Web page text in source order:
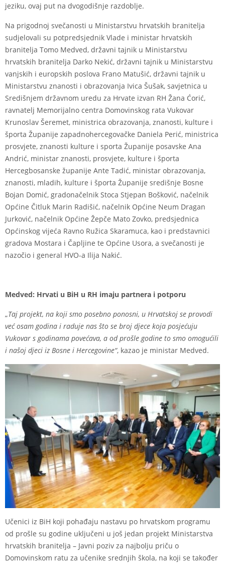
jeziku, ovaj put na dvogodišnje razdoblje.
Na prigodnoj svečanosti u Ministarstvu hrvatskih branitelja
sudjelovali su potpredsjednik Vlade i ministar hrvatskih
branitelja Tomo Medved, državni tajnik u Ministarstvu
hrvatskih branitelja Darko Nekić, državni tajnik u Ministarstvu
vanjskih i europskih poslova Frano Matušić, državni tajnik u
Ministarstvu znanosti i obrazovanja Ivica Šušak, savjetnica u
Središnjem državnom uredu za Hrvate izvan RH Žana Ćorić,
ravnatelj Memorijalno centra Domovinskog rata Vukovar
Krunoslav Šeremet, ministrica obrazovanja, znanosti, kulture i
športa Županije zapadnohercegovačke Daniela Perić, ministrica
prosvjete, znanosti kulture i sporta Županije posavske Ana
Andrić, ministar znanosti, prosvjete, kulture i športa
Hercegbosanske županije Ante Tadić, ministar obrazovanja,
znanosti, mladih, kulture i športa Županije središnje Bosne
Bojan Domić, gradonačelnik Stoca Stjepan Bošković, načelnik
Općine Čitluk Marin Radišić, načelnik Općine Neum Dragan
Jurković, načelnik Općine Žepče Mato Zovko, predsjednica
Općinskog vijeća Ravno Ružica Skaramuca, kao i predstavnici
gradova Mostara i Čapljine te Općine Usora, a svečanosti je
nazočio i general HVO-a Ilija Nakić.
Medved: Hrvati u BiH u RH imaju partnera i potporu
„Taj projekt, na koji smo posebno ponosni, u Hrvatskoj se provodi
već osam godina i raduje nas što se broj djece koja posjećuju
Vukovar s godinama povećava, a od prošle godine to smo omogućili
i našoj djeci iz Bosne i Hercegovine“, kazao je ministar Medved.
Učenici iz BiH koji pohađaju nastavu po hrvatskom programu
od prošle su godine uključeni u još jedan projekt Ministarstva
hrvatskih branitelja – Javni poziv za najbolju priču o
Domovinskom ratu za učenike srednjih škola, na koji se također